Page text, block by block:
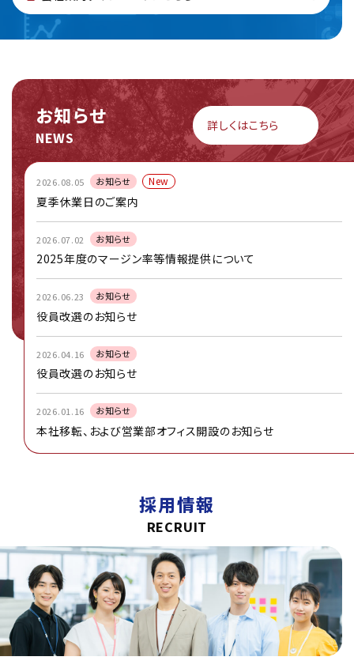
お知らせ
NEWS
詳しくはこちら
2026.08.05 お知らせ New
夏季休業日のご案内
2026.07.02 お知らせ
2025年度のマージン率等情報提供について
2026.06.23 お知らせ
役員改選のお知らせ
2026.04.16 お知らせ
役員改選のお知らせ
2026.01.16 お知らせ
本社移転、および営業部オフィス開設のお知らせ
採用情報
RECRUIT